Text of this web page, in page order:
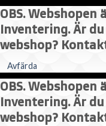
OBS.
Inventering. Är
webshop?
Avfärda
OBS.
Inventering. Är
webshop?